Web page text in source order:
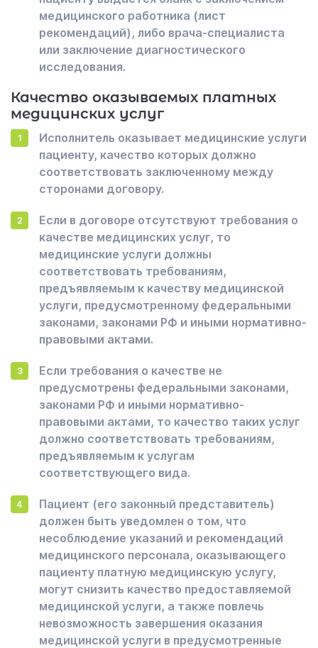
медицинского работника (лист
рекомендаций), либо врача-специалиста
или заключение диагностического
исследования.
Качество оказываемых платных
медицинских услуг
Исполнитель оказывает медицинские услуги
пациенту, качество которых должно
соответствовать заключенному между
сторонами договору.
Если в договоре отсутствуют требования о
качестве медицинских услуг, то
медицинские услуги должны
соответствовать требованиям,
предъявляемым к качеству медицинской
услуги, предусмотренному федеральными
законами, законами РФ и иными нормативно-
правовыми актами.
Если требования о качестве не
предусмотрены федеральными законами,
законами РФ и иными нормативно-
правовыми актами, то качество таких услуг
должно соответствовать требованиям,
предъявляемым к услугам
соответствующего вида.
Пациент (его законный представитель)
должен быть уведомлен о том, что
несоблюдение указаний и рекомендаций
медицинского персонала, оказывающего
пациенту платную медицинскую услугу,
могут снизить качество предоставляемой
медицинской услуги, а также повлечь
невозможность завершения оказания
медицинской услуги в предусмотренные